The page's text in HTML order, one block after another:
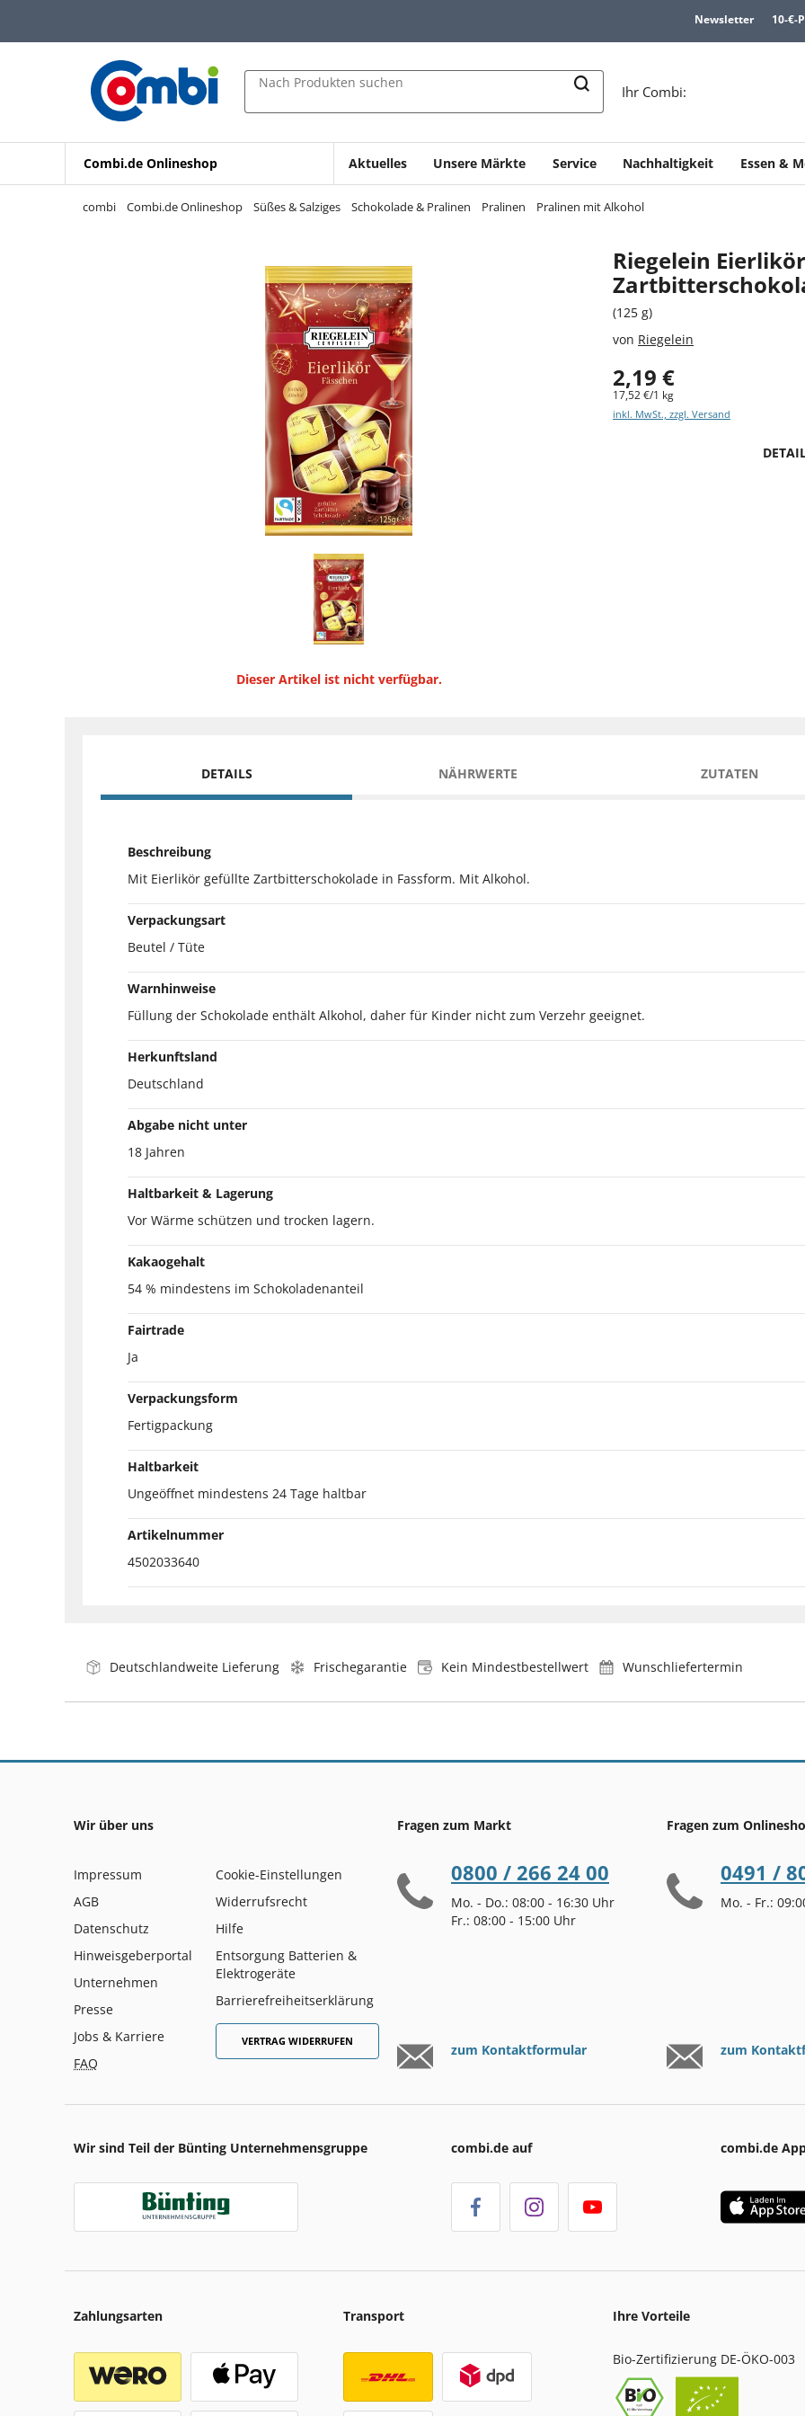
Zur Navigation springen
Zur Suche springen
Newsletter 10-€-
Nach Produkten suchen
Ihr Combi:
Combi.de Onlineshop Aktuelles Unsere Märkte Service Nachhaltigkeit Essen &
combi Combi.de Onlineshop Süßes & Salziges Schokolade & Pralinen Pralinen Pralinen mit Alkohol
Dieser Artikel ist nicht verfügbar.
Riegelein
(125 g)
von Riegelein
2,19 €
17,52 €/1 kg
inkl. MwSt., zzgl. Versand
DETAILS NÄHRWERTE ZUTATEN
Beschreibung
Mit Eierlikör gefüllte Zartbitterschokolade in Fassform. Mit Alkohol.
Verpackungsart
Beutel / Tüte
Warnhinweise
Füllung der Schokolade enthält Alkohol, daher für Kinder nicht zum Verzehr geeignet.
Herkunftsland
Deutschland
Abgabe nicht unter
18 Jahren
Haltbarkeit & Lagerung
Vor Wärme schützen und trocken lagern.
Kakaogehalt
54 % mindestens im Schokoladenanteil
Fairtrade
Ja
Verpackungsform
Fertigpackung
Haltbarkeit
Ungeöffnet mindestens 24 Tage haltbar
Artikelnummer
4502033640
Deutschlandweite Lieferung Frischegarantie Kein Mindestbestellwert Wunschliefertermin
Wir über uns
Impressum
AGB
Datenschutz
Hinweisgeberportal
Unternehmen
Presse
Jobs & Karriere
FAQ
Cookie-Einstellungen
Widerrufsrecht
Hilfe
Entsorgung Batterien &
Elektrogeräte
Barrierefreiheitserklärung
VERTRAG WIDERRUFEN
Fragen zum Markt
0800 / 266 24 00
Mo. - Do.: 08:00 - 16:30 Uhr
Fr.: 08:00 - 15:00 Uhr
zum Kontaktformular
Fragen zum
0491 /
Mo. - Fr.:
zum
Wir sind Teil der Bünting Unternehmensgruppe combi.de auf combi.de
Zahlungsarten Transport Ihre Vorteile
Bio-Zertifizierung DE-ÖKO-003